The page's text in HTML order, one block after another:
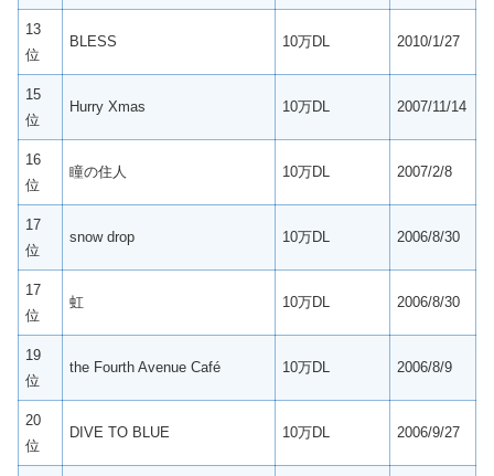
13
位
BLESS 10万DL 2010/1/27
15
位
Hurry Xmas 10万DL 2007/11/14
16
位
瞳の住人 10万DL 2007/2/8
17
位
snow drop 10万DL 2006/8/30
17
位
虹 10万DL 2006/8/30
19
位
the Fourth Avenue Café 10万DL 2006/8/9
20
位
DIVE TO BLUE 10万DL 2006/9/27